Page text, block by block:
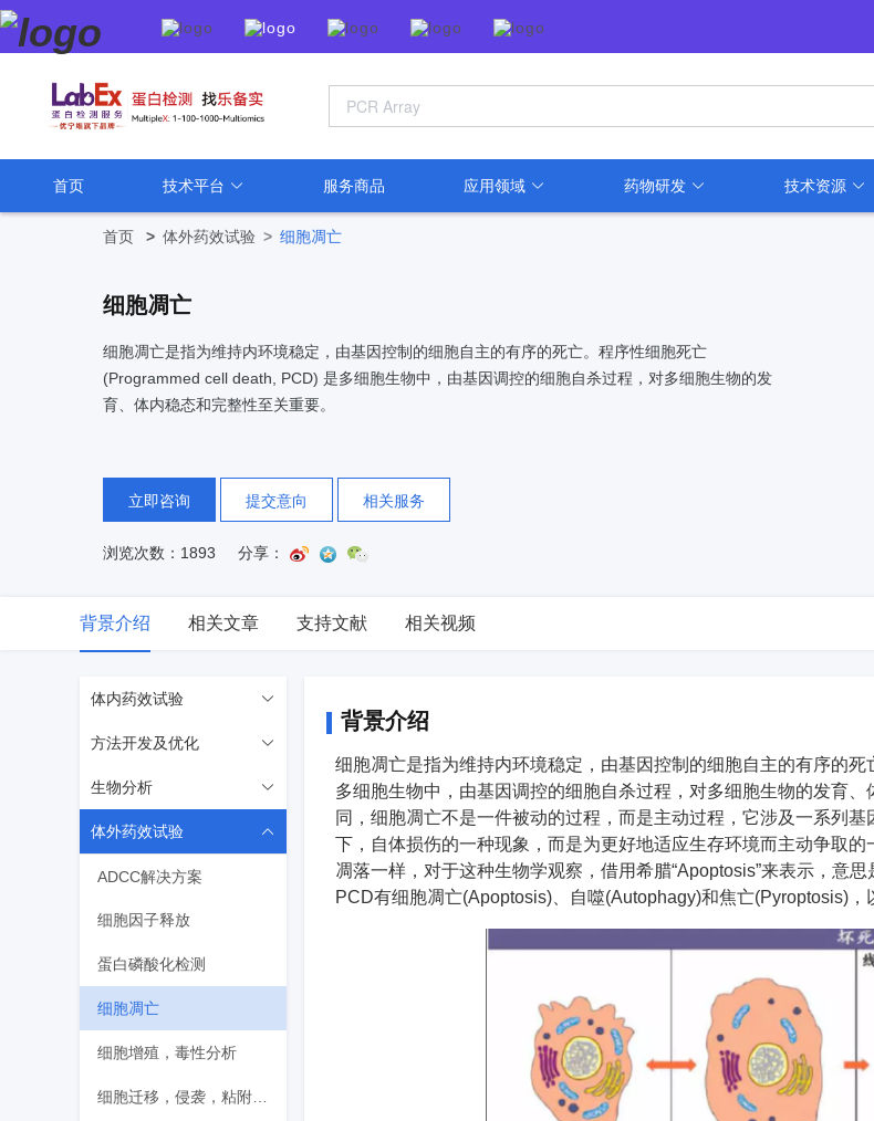
首页 技术平台 服务商品 应用领域 药物研发 技术资源
首页 > 体外药效试验 > 细胞凋亡
细胞凋亡
细胞凋亡是指为维持内环境稳定，由基因控制的细胞自主的有序的死亡。程序性细胞死亡
(Programmed cell death, PCD) 是多细胞生物中，由基因调控的细胞自杀过程，对多细胞生物的发
育、体内稳态和完整性至关重要。
立即咨询 提交意向 相关服务
浏览次数：1893 分享：
背景介绍 相关文章 支持文献 相关视频
体内药效试验
生物标志物分析
药效评估
免疫细胞分析
单细胞测序实验
病理切片分析
方法开发及优化
样品分析
分析方法开发
分析方法验证
生物分析
免疫原性ADA
大分子药物代谢
基于细胞的中和实验
体外药效试验
ADCC解决方案
细胞因子释放
蛋白磷酸化检测
细胞凋亡
细胞增殖，毒性分析
背景介绍
细胞凋亡是指为维持内环境稳定，由基因控制的细胞自主的有序的
多细胞生物中，由基因调控的细胞自杀过程，对多细胞生物的发育
同，细胞凋亡不是一件被动的过程，而是主动过程，它涉及一系列
下，自体损伤的一种现象，而是为更好地适应生存环境而主动争取
凋落一样，对于这种生物学观察，借用希腊“Apoptosis”来表示，意
PCD有细胞凋亡(Apoptosis)、自噬(Autophagy)和焦亡(Pyroptosis)，